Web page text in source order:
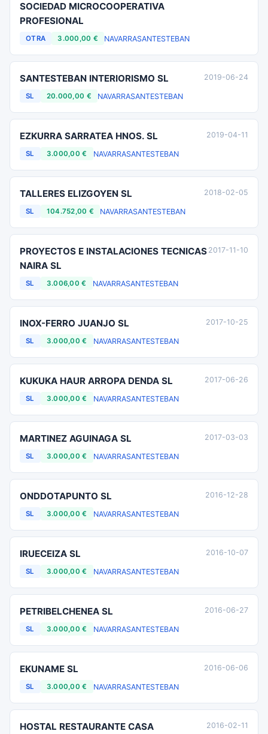
SOCIEDAD MICROCOOPERATIVA
PROFESIONAL
OTRA 3.000,00 € NAVARRASANTESTEBAN
SANTESTEBAN INTERIORISMO SL
SL 20.000,00 € NAVARRASANTESTEBAN
2019-06-24
EZKURRA SARRATEA HNOS. SL
SL 3.000,00 € NAVARRASANTESTEBAN
2019-04-11
TALLERES ELIZGOYEN SL
SL 104.752,00 € NAVARRASANTESTEBAN
2018-02-05
PROYECTOS E INSTALACIONES TECNICAS
NAIRA SL
SL 3.006,00 € NAVARRASANTESTEBAN
2017-11-10
INOX-FERRO JUANJO SL
SL 3.000,00 € NAVARRASANTESTEBAN
2017-10-25
KUKUKA HAUR ARROPA DENDA SL
SL 3.000,00 € NAVARRASANTESTEBAN
2017-06-26
MARTINEZ AGUINAGA SL
SL 3.000,00 € NAVARRASANTESTEBAN
2017-03-03
ONDDOTAPUNTO SL
SL 3.000,00 € NAVARRASANTESTEBAN
2016-12-28
IRUECEIZA SL
SL 3.000,00 € NAVARRASANTESTEBAN
2016-10-07
PETRIBELCHENEA SL
SL 3.000,00 € NAVARRASANTESTEBAN
2016-06-27
EKUNAME SL
SL 3.000,00 € NAVARRASANTESTEBAN
2016-06-06
HOSTAL RESTAURANTE CASA 2016-02-11